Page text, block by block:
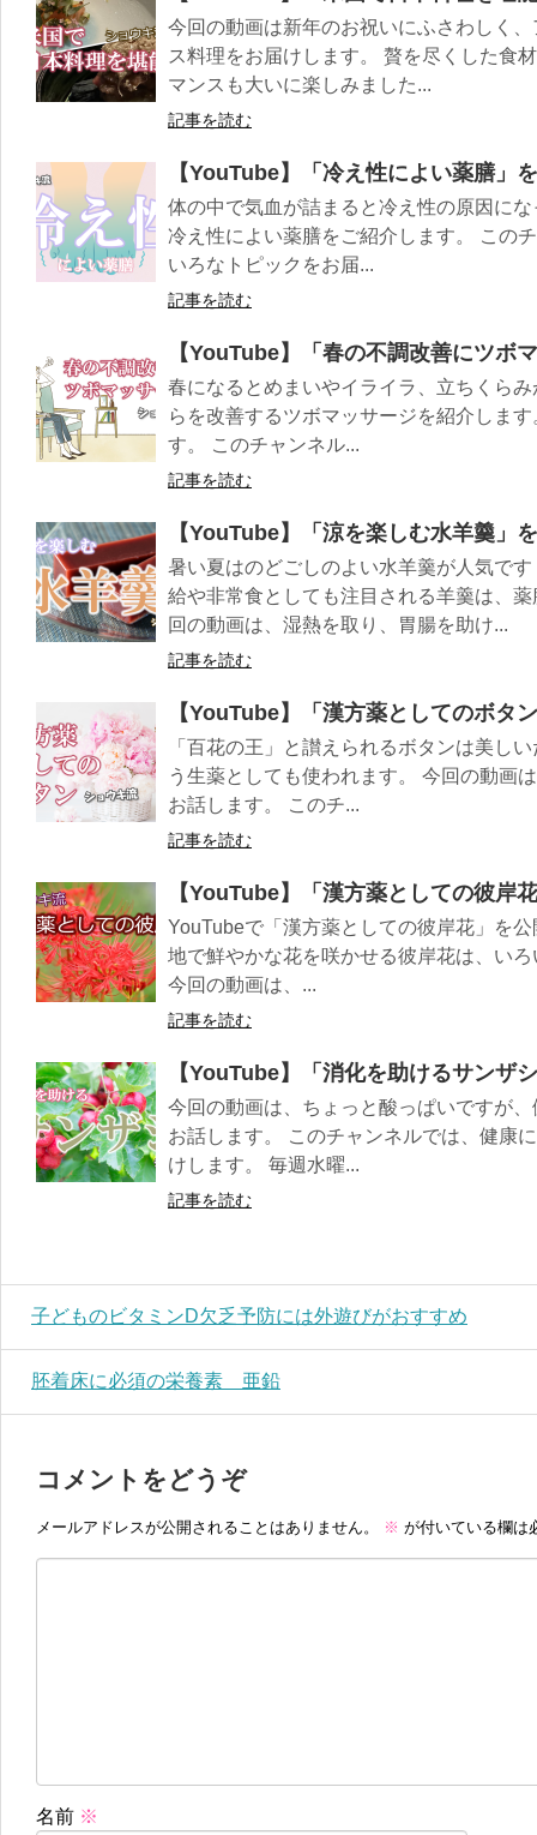
今回の動画は新年のお祝いにふさわしく
ス料理をお届けします。 贅を尽くした食
マンスも大いに楽しみました...
記事を読む
【YouTube】「冷え性によい薬膳」
体の中で気血が詰まると冷え性の原因に
冷え性によい薬膳をご紹介します。 この
いろなトピックをお届...
記事を読む
【YouTube】「春の不調改善にツボ
春になるとめまいやイライラ、立ちくら
らを改善するツボマッサージを紹介しま
す。 このチャンネル...
記事を読む
【YouTube】「涼を楽しむ水羊羹」
暑い夏はのどごしのよい水羊羹が人気で
給や非常食としても注目される羊羹は、
回の動画は、湿熱を取り、胃腸を助け...
記事を読む
【YouTube】「漢方薬としてのボタ
「百花の王」と讃えられるボタンは美し
う生薬としても使われます。 今回の動画
お話します。 このチ...
記事を読む
【YouTube】「漢方薬としての彼岸
YouTubeで「漢方薬としての彼岸花」を
地で鮮やかな花を咲かせる彼岸花は、い
今回の動画は、...
記事を読む
【YouTube】「消化を助けるサンザ
今回の動画は、ちょっと酸っぱいですが
お話します。 このチャンネルでは、健康
けします。 毎週水曜...
記事を読む
子どものビタミンD欠乏予防には外遊びがおすすめ
胚着床に必須の栄養素 亜鉛
コメントをどうぞ
メールアドレスが公開されることはありません。 ※ が付いている欄は
名前 ※